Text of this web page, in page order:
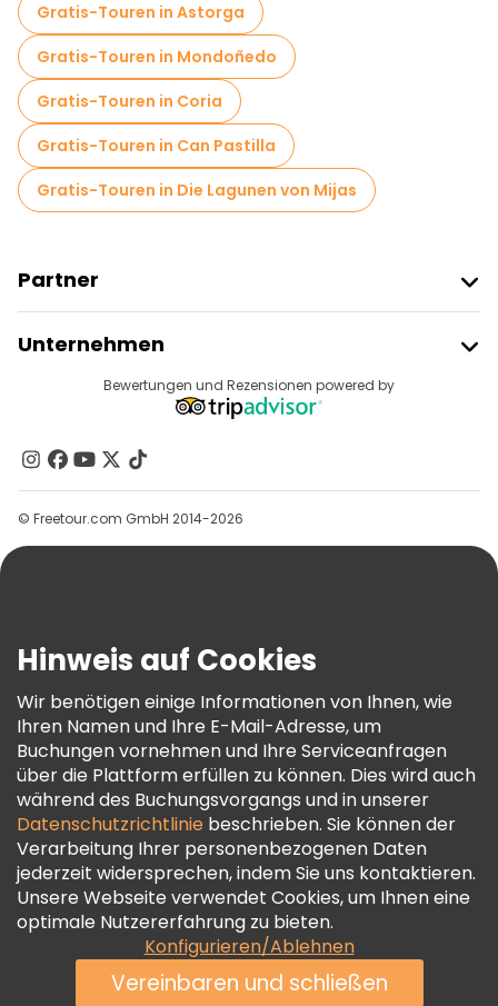
Gratis-Touren in Astorga
Gratis-Touren in Mondoñedo
Gratis-Touren in Coria
Gratis-Touren in Can Pastilla
Gratis-Touren in Die Lagunen von Mijas
Partner
Anbieter-Anmeldung
Affiliate-Programm
Unternehmen
Reiseziele
Kontakt
Gruppen
Hilfe
AGB Und Rechtliches
Cookie-Richtlinie
Freetour Auszeichnungen
Treueprogramm
Bewertungen und Rezensionen powered by
© Freetour.com GmbH 2014-2026
Hinweis auf Cookies
Wir benötigen einige Informationen von Ihnen, wie
Ihren Namen und Ihre E-Mail-Adresse, um
Buchungen vornehmen und Ihre Serviceanfragen
über die Plattform erfüllen zu können. Dies wird auch
während des Buchungsvorgangs und in unserer
Datenschutzrichtlinie beschrieben. Sie können der
Verarbeitung Ihrer personenbezogenen Daten
jederzeit widersprechen, indem Sie uns kontaktieren.
Unsere Webseite verwendet Cookies, um Ihnen eine
optimale Nutzererfahrung zu bieten.
Konfigurieren/Ablehnen
Vereinbaren und schließen